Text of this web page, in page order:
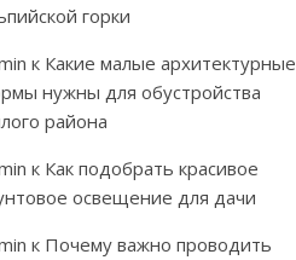
горки
к Какие малые архитектурные
нужны для обустройства
района
к Как подобрать красивое
освещение для дачи
к Почему важно проводить